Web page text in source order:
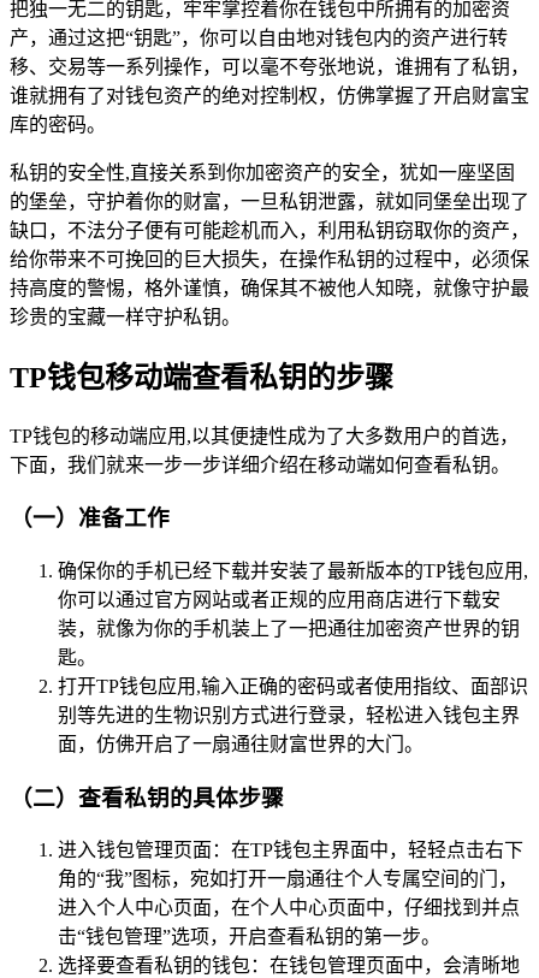
把独一无二的钥匙，牢牢掌控着你在钱包中所拥有的加密资
产，通过这把“钥匙”，你可以自由地对钱包内的资产进行转
移、交易等一系列操作，可以毫不夸张地说，谁拥有了私钥，
谁就拥有了对钱包资产的绝对控制权，仿佛掌握了开启财富宝
库的密码。
私钥的安全性,直接关系到你加密资产的安全，犹如一座坚固
的堡垒，守护着你的财富，一旦私钥泄露，就如同堡垒出现了
缺口，不法分子便有可能趁机而入，利用私钥窃取你的资产，
给你带来不可挽回的巨大损失，在操作私钥的过程中，必须保
持高度的警惕，格外谨慎，确保其不被他人知晓，就像守护最
珍贵的宝藏一样守护私钥。
TP钱包移动端查看私钥的步骤
TP钱包的移动端应用,以其便捷性成为了大多数用户的首选，
下面，我们就来一步一步详细介绍在移动端如何查看私钥。
（一）准备工作
确保你的手机已经下载并安装了最新版本的TP钱包应用,
你可以通过官方网站或者正规的应用商店进行下载安
装，就像为你的手机装上了一把通往加密资产世界的钥
匙。
打开TP钱包应用,输入正确的密码或者使用指纹、面部识
别等先进的生物识别方式进行登录，轻松进入钱包主界
面，仿佛开启了一扇通往财富世界的大门。
（二）查看私钥的具体步骤
进入钱包管理页面：在TP钱包主界面中，轻轻点击右下
角的“我”图标，宛如打开一扇通往个人专属空间的门，
进入个人中心页面，在个人中心页面中，仔细找到并点
击“钱包管理”选项，开启查看私钥的第一步。
选择要查看私钥的钱包：在钱包管理页面中，会清晰地